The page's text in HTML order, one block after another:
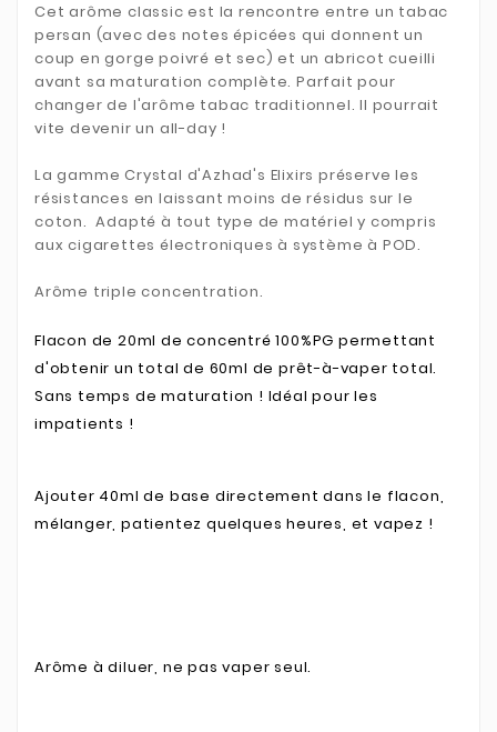
Cet arôme classic est la rencontre entre un tabac
persan (avec des notes épicées qui donnent un
coup en gorge poivré et sec) et un abricot cueilli
avant sa maturation complète. Parfait pour
changer de l'arôme tabac traditionnel. Il pourrait
vite devenir un all-day !
La gamme Crystal d'Azhad's Elixirs préserve les
résistances en laissant moins de résidus sur le
coton. Adapté à tout type de matériel y compris
aux cigarettes électroniques à système à POD.
Arôme triple concentration.
Flacon de 20ml de concentré 100%PG permettant
d'obtenir un total de 60ml de prêt-à-vaper total.
Sans temps de maturation ! Idéal pour les
impatients !
Ajouter 40ml de base directement dans le flacon,
mélanger, patientez quelques heures, et vapez !
Arôme à diluer, ne pas vaper seul.